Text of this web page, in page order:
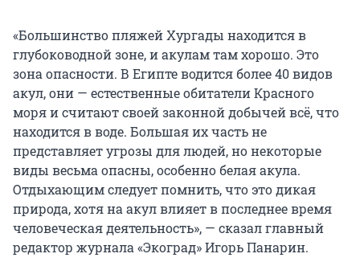
«Большинство пляжей Хургады находится в
глубоководной зоне, и акулам там хорошо. Это
зона опасности. В Египте водится более 40 видов
акул, они — естественные обитатели Красного
моря и считают своей законной добычей всё, что
находится в воде. Большая их часть не
представляет угрозы для людей, но некоторые
виды весьма опасны, особенно белая акула.
Отдыхающим следует помнить, что это дикая
природа, хотя на акул влияет в последнее время
человеческая деятельность», — сказал главный
редактор журнала «Экоград» Игорь Панарин.